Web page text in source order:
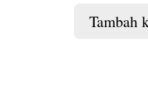
Tambah